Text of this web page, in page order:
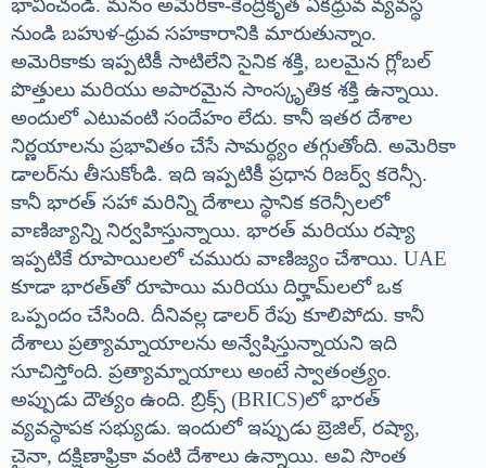
భావించండి. మనం అమెరికా-కేంద్రీకృత ఏకధ్రువ వ్యవస్థ
నుండి బహుళ-ధ్రువ సహకారానికి మారుతున్నాం.
అమెరికాకు ఇప్పటికీ సాటిలేని సైనిక శక్తి, బలమైన గ్లోబల్
పొత్తులు మరియు అపారమైన సాంస్కృతిక శక్తి ఉన్నాయి.
అందులో ఎటువంటి సందేహం లేదు. కానీ ఇతర దేశాల
నిర్ణయాలను ప్రభావితం చేసే సామర్థ్యం తగ్గుతోంది. అమెరికా
డాలర్‌ను తీసుకోండి. ఇది ఇప్పటికీ ప్రధాన రిజర్వ్ కరెన్సీ.
కానీ భారత్ సహా మరిన్ని దేశాలు స్థానిక కరెన్సీలలో
వాణిజ్యాన్ని నిర్వహిస్తున్నాయి. భారత్ మరియు రష్యా
ఇప్పటికే రూపాయిలలో చమురు వాణిజ్యం చేశాయి. UAE
కూడా భారత్‌తో రూపాయి మరియు దిర్హామ్‌లలో ఒక
ఒప్పందం చేసింది. దీనివల్ల డాలర్ రేపు కూలిపోదు. కానీ
దేశాలు ప్రత్యామ్నాయాలను అన్వేషిస్తున్నాయని ఇది
సూచిస్తోంది. ప్రత్యామ్నాయాలు అంటే స్వాతంత్ర్యం.
అప్పుడు దౌత్యం ఉంది. బ్రిక్స్ (BRICS)లో భారత్
వ్యవస్థాపక సభ్యుడు. ఇందులో ఇప్పుడు బ్రెజిల్, రష్యా,
చైనా, దక్షిణాఫ్రికా వంటి దేశాలు ఉన్నాయి. అవి సొంత